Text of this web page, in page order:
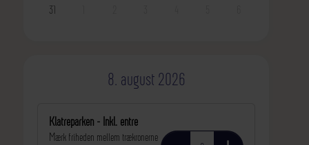
31
8. august 2026
Klatreparken - Inkl. entre
Mærk friheden mellem trækronerne